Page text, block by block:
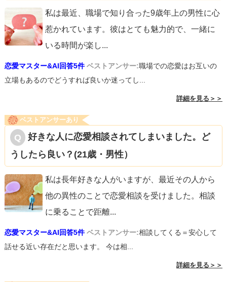
私は最近、職場で知り合った9歳年上の男性に心
惹かれています。彼はとても魅力的で、一緒に
いる時間が楽し...
恋愛マスター&AI回答5件 ベストアンサー:職場での恋愛はお互いの
立場もあるのでどうすれば良いか迷ってし...
詳細を見る＞＞
ベストアンサーあり
好きな人に恋愛相談されてしまいました。ど
うしたら良い？(21歳・男性）
私は長年好きな人がいますが、最近その人から
他の異性のことで恋愛相談を受けました。相談
に乗ることで距離...
恋愛マスター&AI回答5件 ベストアンサー:相談してくる＝安心して
話せる近い存在だと思います。 今は相...
詳細を見る＞＞